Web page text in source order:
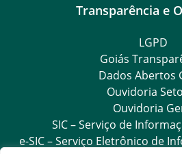
Transparência e
LGPD
Goiás
Dados Abertos
Ouvidoria
Ouvidoria
SIC – Serviço de
e-SIC – Serviço Eletrônico de